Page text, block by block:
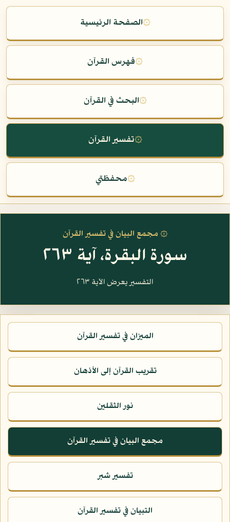
۞الصفحة الرئيسية
۞فهرس القرآن
۞البحث في القرآن
۞تفسير القرآن
۞محفظتي
۞ مجمع البيان في تفسير القرآن
سورة البقرة، آية ٢٦٣
التفسير يعرض الآية ٢٦٣
الميزان في تفسير القرآن
تقريب القرآن إلى الأذهان
نور الثقلين
مجمع البيان في تفسير القرآن
تفسير شبر
التبيان في تفسير القرآن